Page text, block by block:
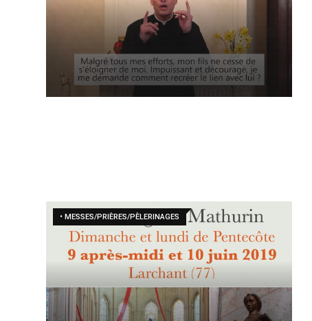
• MESSES/PRIÈRES/PÈLERINAGES